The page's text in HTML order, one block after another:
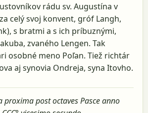
rádu sv. Augustína v
celý svoj konvent, gróf Langh,
s bratmi a s ich príbuznými,
zvaného Lengen. Tak
osobné meno Poľan. Tiež richtár
aj synovia Ondreja, syna Itovho.
proxima post octaves Pasce anno